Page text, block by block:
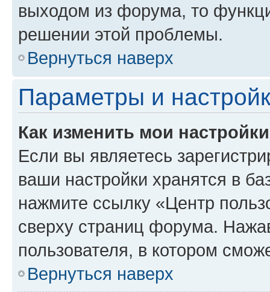
выходом из форума, то
решении этой проблемы.
Вернуться наверх
Параметры и
Как изменить мои
Если вы являетесь
ваши настройки хранятся в
нажмите ссылку «Центр
сверху страниц форума.
пользователя, в котором
Вернуться наверх